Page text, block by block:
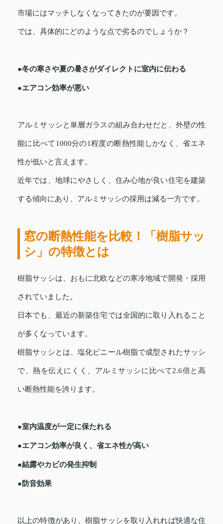
市場にはマッチしなくなってきたのが要因です。
では、具体的にどのような点で劣るのでしょうか？
●冬の寒さや夏の暑さがダイレクトに室内に伝わる
●エアコン効率が悪い
アルミサッシと単層ガラスの組み合わせだと、外壁の性
能に比べて1000分の1程度の断熱性能しかなく、省エネ
性が低いと言えます。
近年では、地球にやさしく、住み心地が良い住宅を建築
する傾向にあり、アルミサッシの採用は減る一方です。
窓の断熱性能を比較！「樹脂サッ
シ」の特徴とは
樹脂サッシは、おもに北欧などの寒冷地域で開発・採用
されていました。
日本でも、最近の新築住宅では全国的に取り入れること
が多くなっています。
樹脂サッシとは、塩化ビニール樹脂で成型されたサッシ
で、熱を伝えにくく、アルミサッシに比べて2.6倍と高
い断熱性能を誇ります。
●室内温度が一定に保たれる
●エアコン効率が良く、省エネ性が高い
●結露やカビの発生抑制
●防音効果
以上の特徴があり、樹脂サッシを取り入れれば快適な住